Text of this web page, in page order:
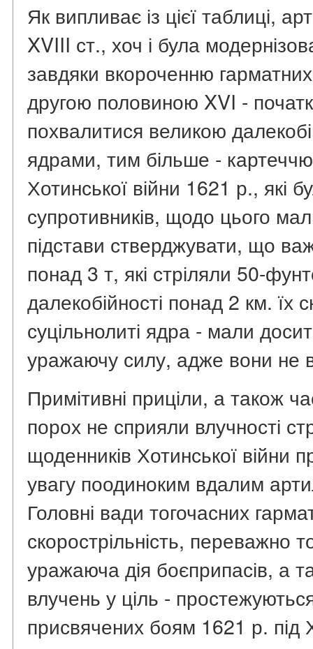
Як випливає із цієї таблиці,
XVIII ст., хоч і була
завдяки вкороченню
другою половиною XVI -
похвалитися великою
ядрами, тим більше -
Хотинської війни 1621 р., які
супротивників, щодо цього
підстави стверджувати, що
понад 3 т, які стріляли 50-
далекобійності понад 2 км.
суцільнолиті ядра - мали
уражаючу силу, адже вони не
Примітивні приціли, а також
порох не сприяли влучності
щоденників Хотинської війни
увагу поодиноким вдалим
Головні вади тогочасних
скорострільність, переважно
уражаюча дія боєприпасів, а
влучень у ціль -
присвячених боям 1621 р.